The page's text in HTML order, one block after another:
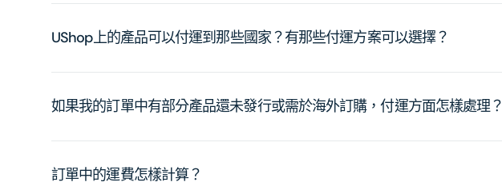
UShop上的產品可以付運到那些國家？有那些付運方案可以選擇？
如果我的訂單中有部分產品還未發行或需於海外訂購，付運方面怎樣處理？
訂單中的運費怎樣計算？